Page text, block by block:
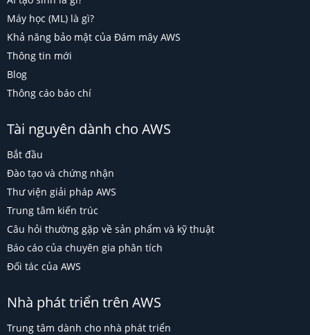
Máy học (ML) là gì?
Khả năng bảo mật của Đám mây AWS
Thông tin mới
Blog
Thông cáo báo chí
Tài nguyên dành cho AWS
Bắt đầu
Đào tạo và chứng nhận
Thư viện giải pháp AWS
Trung tâm kiến trúc
Câu hỏi thường gặp về sản phẩm và kỹ thuật
Báo cáo của chuyên gia phân tích
Đối tác của AWS
Nhà phát triển trên AWS
Trung tâm dành cho nhà phát triển